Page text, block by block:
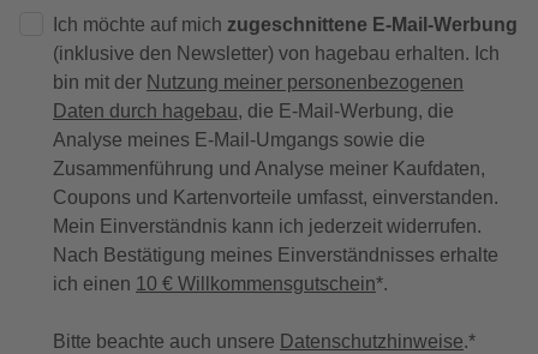
Ich möchte auf mich zugeschnittene E-Mail-Werbung
(inklusive den Newsletter) von hagebau erhalten. Ich
bin mit der Nutzung meiner personenbezogenen
Daten durch hagebau, die E-Mail-Werbung, die
Analyse meines E-Mail-Umgangs sowie die
Zusammenführung und Analyse meiner Kaufdaten,
Coupons und Kartenvorteile umfasst, einverstanden.
Mein Einverständnis kann ich jederzeit widerrufen.
Nach Bestätigung meines Einverständnisses erhalte
ich einen 10 € Willkommensgutschein*.
Bitte beachte auch unsere Datenschutzhinweise.